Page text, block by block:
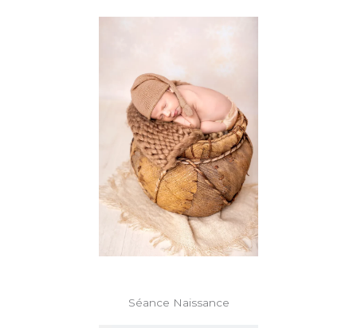
Séance Naissance